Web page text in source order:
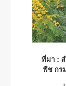
ที่มา :
พืช กร